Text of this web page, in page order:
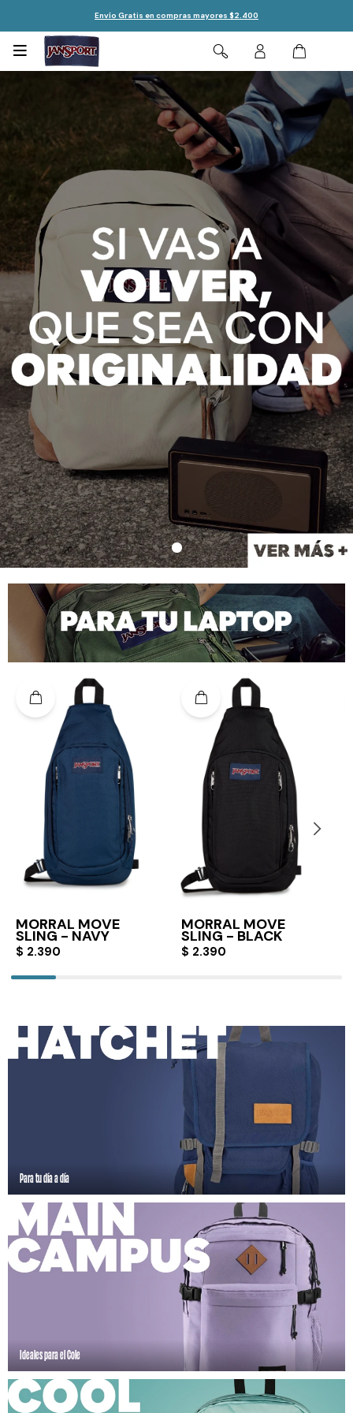
Envío Gratis en compras mayores $2.400

MORRAL MOVE
SLING - NAVY
$ 2.390
MORRAL MOVE
SLING - BLACK
$ 2.390
Para tu día a día
Ideales para el Cole